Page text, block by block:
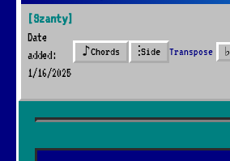
[Szanty]
Date
added:
1/16/2025
♪Chords ⫶Side Transpose ♭